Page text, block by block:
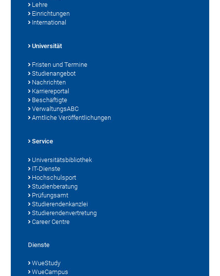
Lehre
Einrichtungen
International
Universität
Fristen und Termine
Studienangebot
Nachrichten
Karriereportal
Beschäftigte
VerwaltungsABC
Amtliche Veröffentlichungen
Service
Universitätsbibliothek
IT-Dienste
Hochschulsport
Studienberatung
Prüfungsamt
Studierendenkanzlei
Studierendenvertretung
Career Centre
Dienste
WueStudy
WueCampus